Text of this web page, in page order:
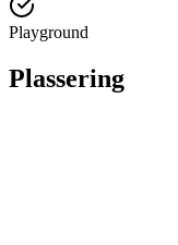
Playground
Plassering